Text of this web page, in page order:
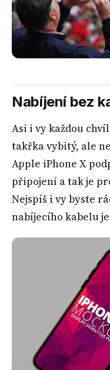
Nabíjení bez
Asi i vy každou
takřka vybitý, ale
Apple iPhone X
připojení a tak je
Nejspíš i vy byste
nabíjecího kabelu